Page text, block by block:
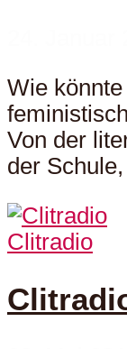
Wie
Von der
der
Clitradio